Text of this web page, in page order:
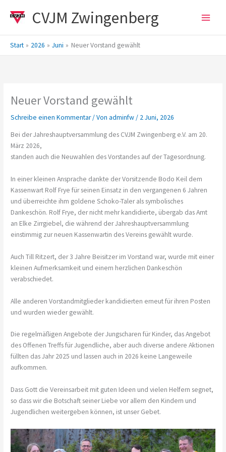
Inhalt
CVJM Zwingenberg
Start 2026 Juni Neuer Vorstand gewählt
Neuer Vorstand gewählt
Schreibe einen Kommentar/ Vonadminfw/ 2 Juni, 2026
Bei der Jahreshauptversammlung des CVJM Zwingenberg e.V. am 20.
März 2026,
standen auch die Neuwahlen des Vorstandes auf der Tagesordnung.
In einer kleinen Ansprache dankte der Vorsitzende Bodo Keil dem
Kassenwart Rolf Frye für seinen Einsatz in den vergangenen 6 Jahren
und überreichte ihm goldene Schoko-Taler als symbolisches
Dankeschön. Rolf Frye, der nicht mehr kandidierte, übergab das Amt
an Elke Zirrgiebel, die während der Jahreshauptversammlung
einstimmig zur neuen Kassenwartin des Vereins gewählt wurde.
Auch Till Ritzert, der 3 Jahre Beisitzer im Vorstand war, wurde mit einer
kleinen Aufmerksamkeit und einem herzlichen Dankeschön
verabschiedet.
Alle anderen Vorstandmitglieder kandidierten erneut für ihren Posten
und wurden wieder gewählt.
Die regelmäßigen Angebote der Jungscharen für Kinder, das Angebot
des Offenen Treffs für Jugendliche, aber auch diverse andere Aktionen
füllten das Jahr 2025 und lassen auch in 2026 keine Langeweile
aufkommen.
Dass Gott die Vereinsarbeit mit guten Ideen und vielen Helfern segnet,
so dass wir die Botschaft seiner Liebe vor allem den Kindern und
Jugendlichen weitergeben können, ist unser Gebet.